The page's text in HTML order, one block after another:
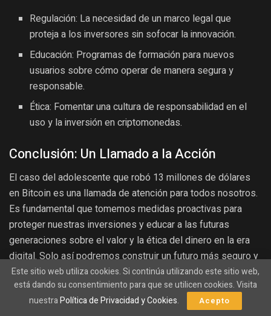
Regulación: La necesidad de un marco legal que
proteja a los inversores sin sofocar la innovación.
Educación: Programas de formación para nuevos
usuarios sobre cómo operar de manera segura y
responsable.
Ética: Fomentar una cultura de responsabilidad en el
uso y la inversión en criptomonedas.
Conclusión: Un Llamado a la Acción
El caso del adolescente que robó 13 millones de dólares
en Bitcoin es una llamada de atención para todos nosotros.
Es fundamental que tomemos medidas proactivas para
proteger nuestras inversiones y educar a las futuras
generaciones sobre el valor y la ética del dinero en la era
digital. Solo así podremos construir un futuro más seguro y
próspero en el mundo de las criptomonedas.
Categorías
Este sitio web utiliza cookies. Si continúa utilizando este sitio web,
está dando su consentimiento para que se utilicen cookies. Visita
nuestraPolítica de Privacidad y Cookies. Acepto